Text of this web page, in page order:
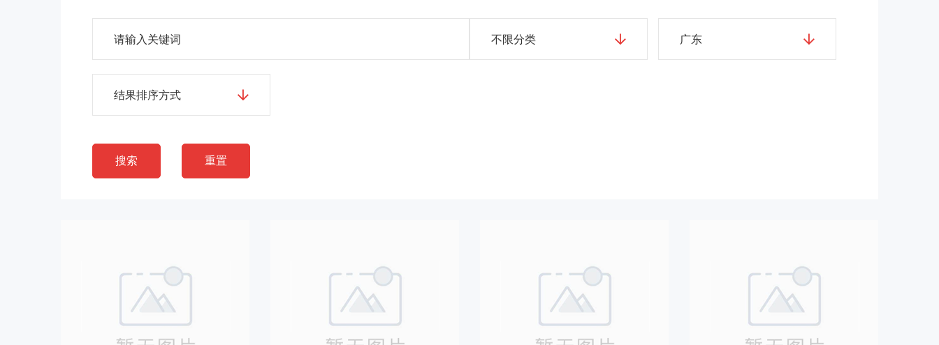
不限分类 广东
结果排序方式
搜索 重置